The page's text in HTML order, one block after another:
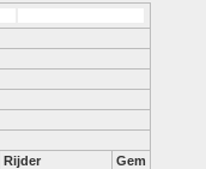
Rijder
Gem